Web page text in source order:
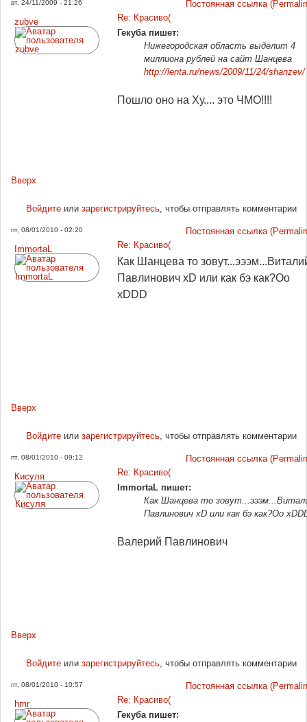
вт, 24/11/2009 - 21:26
Постоянная ссылка
zubve
Re: Красиво(
Гекуба пишет:
Нижегородская область выделит 4
миллиона рублей на сайт Шанцева
http://lenta.ru/news/2009/11/24/shanzev/
Пошло оно на Ху.... это ЧМО!!!!
Вверх
Войдитеили зарегистрируйтесь, чтобы отправлять комментарии
пт, 08/01/2010 - 02:20
Постоянная ссылка
ImmortaL
Re: Красиво(
Как Шанцева то
Павлинович xD или как бэ как?Оо
xDDD
Вверх
Войдитеили зарегистрируйтесь, чтобы отправлять комментарии
пт, 08/01/2010 - 09:12
Постоянная ссылка
Кисуля
Re: Красиво(
ImmortaL пишет:
Как Шанцева то
Павлинович xD или как бэ как?Оо
Валерий Павлинович
Вверх
Войдитеили зарегистрируйтесь, чтобы отправлять комментарии
пт, 08/01/2010 - 10:57
Постоянная ссылка
hmr
Re: Красиво(
Гекуба пишет: